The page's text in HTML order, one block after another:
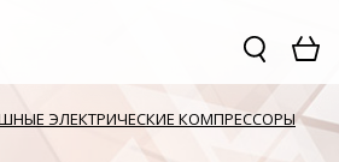
ЭЛЕКТРИЧЕСКИЕ КОМПРЕССОРЫ